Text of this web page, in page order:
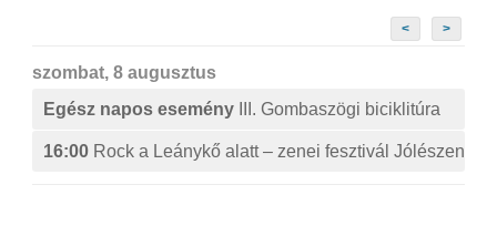
< >
szombat, 8 augusztus
Egész napos esemény
III. Gombaszögi biciklitúra
16:00 Rock a Leánykő alatt – zenei fesztivál Jólészen